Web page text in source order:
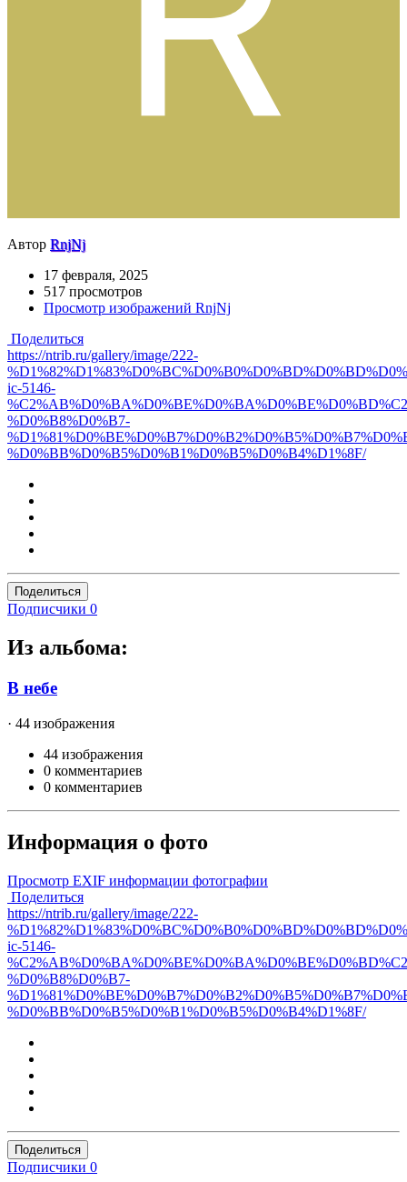
Автор RnjNj
17 февраля, 2025
517 просмотров
Просмотр изображений RnjNj
Поделиться
https://ntrib.ru/gallery/image/222-
ic-5146-
%D0%B8%D0%B7-
%D0%BB%D0%B5%D0%B1%D0%B5%D0%B4%D1%8F/
Поделиться
Подписчики 0
Из альбома:
В небе
· 44 изображения
44 изображения
0 комментариев
0 комментариев
Информация о фото
Просмотр EXIF информации фотографии
Поделиться
https://ntrib.ru/gallery/image/222-
ic-5146-
%D0%B8%D0%B7-
%D0%BB%D0%B5%D0%B1%D0%B5%D0%B4%D1%8F/
Поделиться
Подписчики 0